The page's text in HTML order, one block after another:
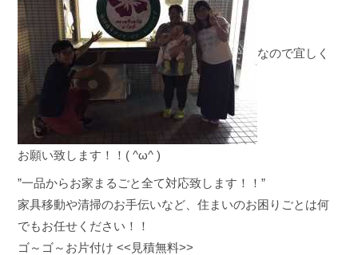
なので宜しく
お願い致します！！( ^ω^ )
”一品からお家まるごと全て対応致します！！”
家具移動や清掃のお手伝いなど、住まいのお困りごとは何
でもお任せください！！
ゴ～ゴ～お片付け <<見積無料>>